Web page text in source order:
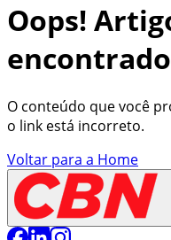
Oops!
O conteúdo que você
o link está incorreto.
Voltar para a Home